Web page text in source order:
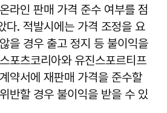
라인 판매 가격 준수 여부를 점
다. 적발시에는 가격 조정을 요
을 경우 출고 정지 등 불이익을
포츠코리아와 유진스포르티프
약서에 재판매 가격을 준수할
반할 경우 불이익을 받을 수 있